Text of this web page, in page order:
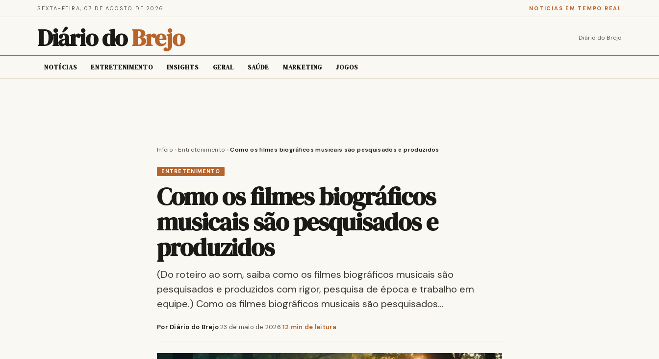
SEXTA-FEIRA, 07 DE AGOSTO DE 2026 NOTICIAS EM TEMPO REAL
Diário doBrejo Diário do Brejo
NOTÍCIAS ENTRETENIMENTO INSIGHTS GERAL SAÚDE MARKETING JOGOS
Início › Entretenimento › Como os filmes biográficos musicais são pesquisados e produzidos
ENTRETENIMENTO
Como os filmes biográficos
musicais são pesquisados e
produzidos
(Do roteiro ao som, saiba como os filmes biográficos musicais são
pesquisados e produzidos com rigor, pesquisa de época e trabalho em
equipe.) Como os filmes biográficos musicais são pesquisados…
Por Diário do Brejo·23 de maio de 2026·12 min de leitura